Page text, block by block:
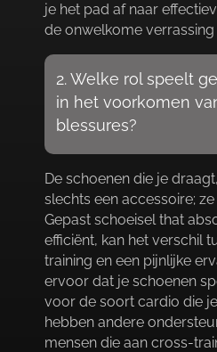
je het pad af naar
de onwelkome verrassing
2.​ Welke rol speelt
in het voorkomen
blessures?
De schoenen die je
slechts een accessoire;
Gepast schoeisel that
efficiënt, kan het verschil
training en een pijnlijke
ervoor dat je schoenen
voor de soort cardio die
hebben andere
mensen die aan cross-